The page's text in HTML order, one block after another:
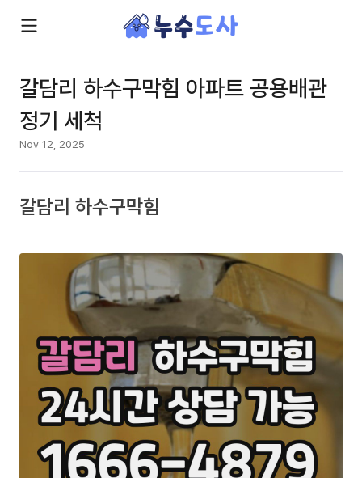
갈담리 하수구막힘 아파트 공용배관
정기 세척
Nov 12, 2025
갈담리 하수구막힘